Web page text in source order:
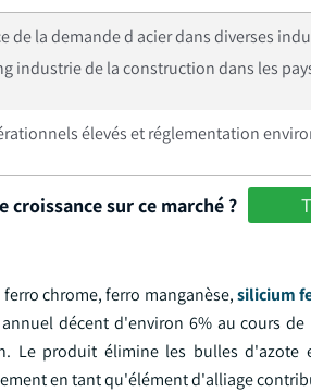
de la demande d acier dans diverses
industrie de la construction dans les
élevés et réglementation
sur ce marché ?
chrome, ferro manganèse,silicium
décent d'environ 6% au cours
Le produit élimine les bulles
en tant qu'élément d'alliage